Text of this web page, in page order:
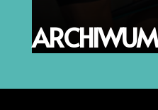
ARCHIWUM